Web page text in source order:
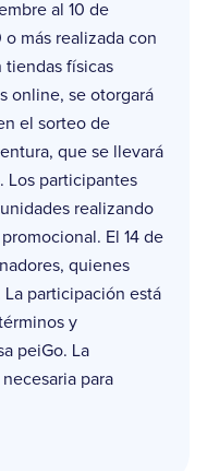
al 10 de
o más realizada con
tiendas físicas
online, se otorgará
el sorteo de
que se llevará
Los participantes
realizando
El 14 de
quienes
La participación está
y
peiGo. La
para